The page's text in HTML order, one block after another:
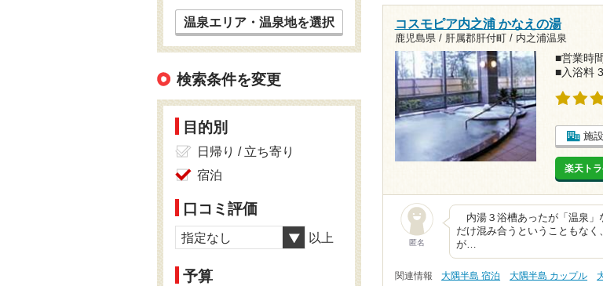
コスモピア内之浦 かなえの湯
鹿児島県 / 肝属郡肝付町 / 内之浦温泉
■営業時
■入浴料
施
楽天ト
匿名
内湯３浴槽あったが「温泉」
だけ混み合うということもな
が…
関連情報 大隅半島 宿泊 大隅半島 カップル
温泉エリア・温泉地を選択
検索条件を変更
目的別
日帰り / 立ち寄り
宿泊
口コミ評価
指定なし 以上
予算